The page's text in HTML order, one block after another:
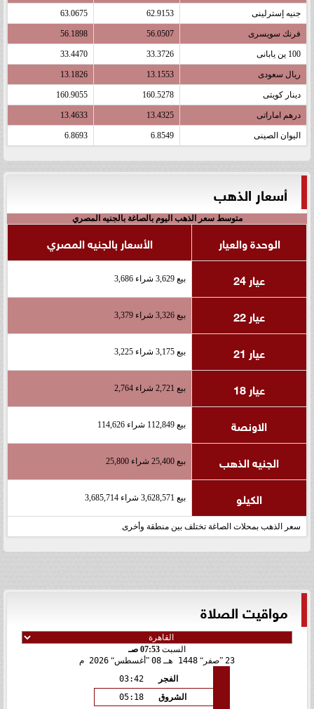
جنيه إسترلينى 62.9153
63.0675
فرنك سويسرى 56.0507
56.1898
100 ين يابانى 33.3726
33.4470
ريال سعودى 13.1553
13.1826
دينار كويتى 160.5278
160.9055
درهم اماراتى 13.4325
13.4633
اليوان الصينى 6.8549
6.8693
أسعار الذهب
متوسط سعر الذهب اليوم بالصاغة بالجنيه المصري
الوحدة والعيار
الأسعار بالجنيه المصري
عيار 24
بيع 3,629 شراء 3,686
عيار 22 بيع 3,326 شراء 3,379
عيار 21 بيع 3,175 شراء 3,225
عيار 18 بيع 2,721 شراء 2,764
الاونصة بيع 112,849 شراء 114,626
الجنيه الذهب بيع 25,400 شراء 25,800
الكيلو بيع 3,628,571 شراء 3,685,714
سعر الذهب بمحلات الصاغة تختلف بين منطقة وأخرى
مواقيت الصلاة
السبت 07:53 صـ
23
صفر 1448 هـ 08 أغسطس 2026 م
الفجر
03:42
الشروق
05:18